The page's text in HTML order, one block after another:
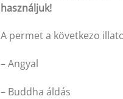
használjuk!
A permet a következo
– Angyal
– Buddha áldás